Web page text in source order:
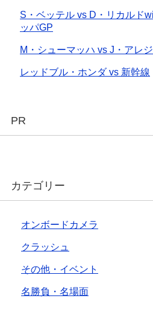
S・ベッテル vs D・リカルド
ッパGP
M・シューマッハ vs J・アレ
レッドブル・ホンダ vs 新幹線
PR
カテゴリー
オンボードカメラ
クラッシュ
その他・イベント
名勝負・名場面